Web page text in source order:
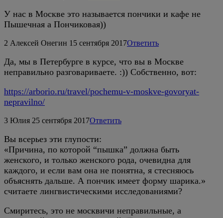
У нас в Москве это называется пончики и кафе не
Пышечная а Пончиковая))
2 Алексей Онегин 15 сентября 2017Ответить
Да, мы в Петербурге в курсе, что вы в Москве
неправильно разговариваете. :)) Собственно, вот:
https://arborio.ru/travel/pochemu-v-moskve-govoryat-
nepravilno/
3 Юлия 25 сентября 2017Ответить
Вы всерьез эти глупости:
«Причина, по которой “пышка” должна быть
женского, и только женского рода, очевидна для
каждого, и если вам она не понятна, я стесняюсь
объяснять дальше. А пончик имеет форму шарика.»
считаете лингвистическими исследованиями?
Смиритесь, это не москвичи неправильные, а